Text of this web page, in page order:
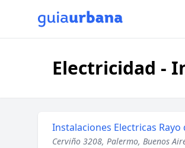
Electricidad -
Instalaciones Electricas Rayo
Cerviño 3208, Palermo, Buenos